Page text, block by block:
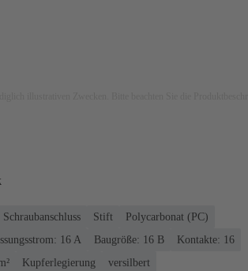
Schraubanschluss Stift
Polycarbonat (PC)
‌16 A Baugröße: 16 B
Kontakte: 16
Kupferlegierung versilbert